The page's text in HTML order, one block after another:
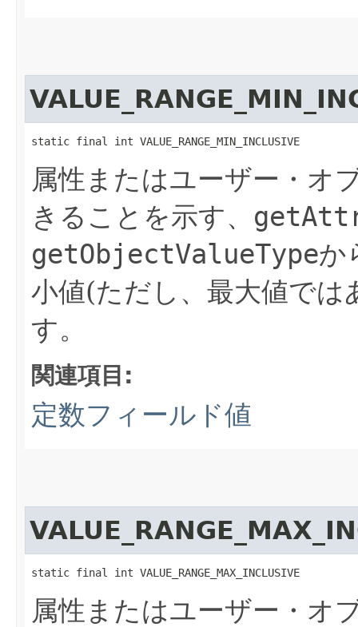
static final int VALUE_RANGE_MIN_INCLUSIVE
属性またはユーザー・オ
きることを示す、
getObjectValueTypeか
小値(ただし、最大値で
す。
関連項目:
定数フィールド値
static final int VALUE_RANGE_MAX_INCLUSIVE
属性またはユーザー・オ